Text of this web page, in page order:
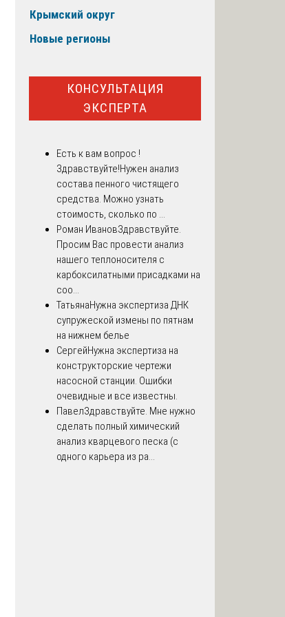
Крымский округ
Новые регионы
КОНСУЛЬТАЦИЯ
ЭКСПЕРТА
Есть к вам вопрос !
Здравствуйте!Нужен анализ
состава пенного чистящего
средства. Можно узнать
стоимость, сколько по ...
Роман ИвановЗдравствуйте.
Просим Вас провести анализ
нашего теплоносителя с
карбоксилатными присадками на
соо...
ТатьянаНужна экспертиза ДНК
супружеской измены по пятнам
на нижнем белье
СергейНужна экспертиза на
конструкторские чертежи
насосной станции. Ошибки
очевидные и все известны.
ПавелЗдравствуйте. Мне нужно
сделать полный химический
анализ кварцевого песка (с
одного карьера из ра...